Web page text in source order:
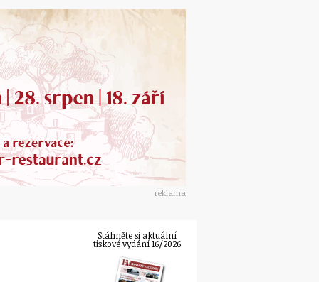
reklama
Stáhněte si aktuální
tiskové vydání 16/2026